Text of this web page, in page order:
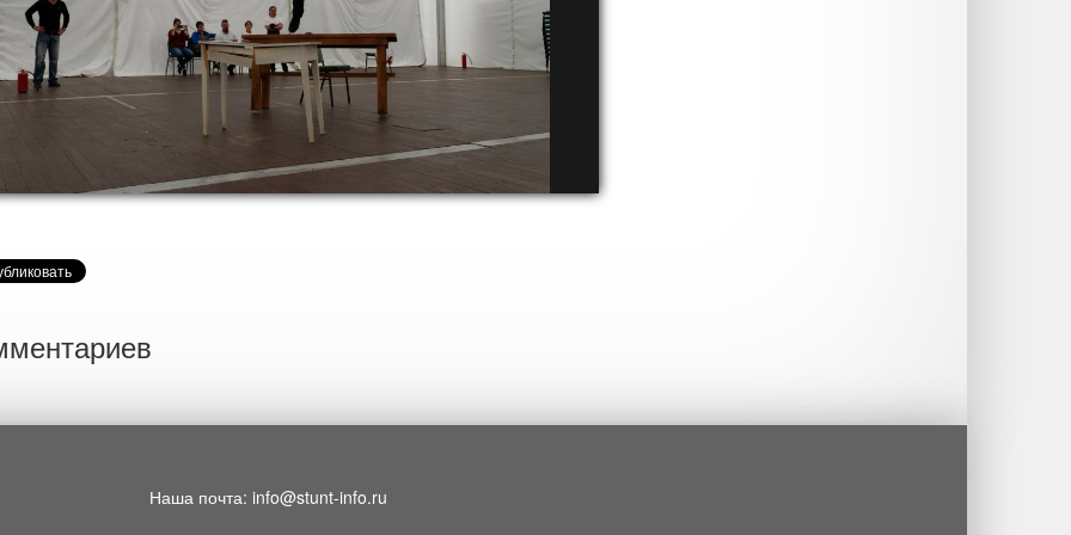
Наша почта: info@stunt-info.ru